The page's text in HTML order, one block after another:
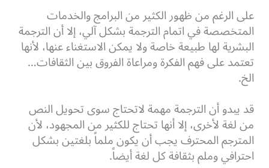
على الرغم من ظهور الكثير من البرامج والخدمات
المتخصصة في اتمام الترجمة بشكل آلي، إلا أن الترجمة
البشرية لها طبيعة خاصة ولا يمكن الاستغناء عنها، لأنها
تعتمد على فهم الفكرة ومراعاة الفروق بين الثقافات…
الخ.
قد يبدو أن الترجمة مهمة لاتحتاج سوى تحويل النص
من لغة لأخرى، إلا أنها تحتاج للكثير من المجهود، لأن
المترجم المحترف يجب أن يكون ملماً بلغتين بشكل
احترافي وملم بثقافة كل لغة أيضاً.